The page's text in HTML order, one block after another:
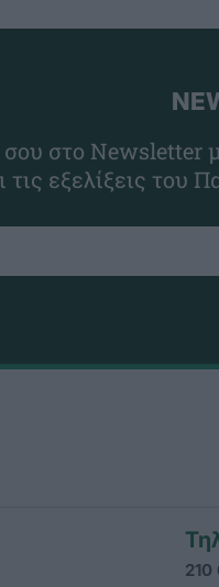
στο Newsletter
τις εξελίξεις του
210